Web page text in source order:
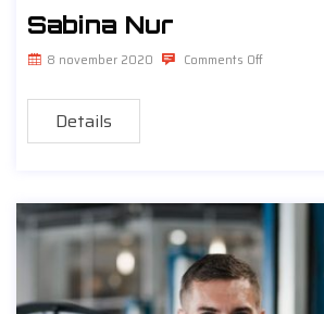
Sabina Nur
8 november 2020 Comments Off
Details